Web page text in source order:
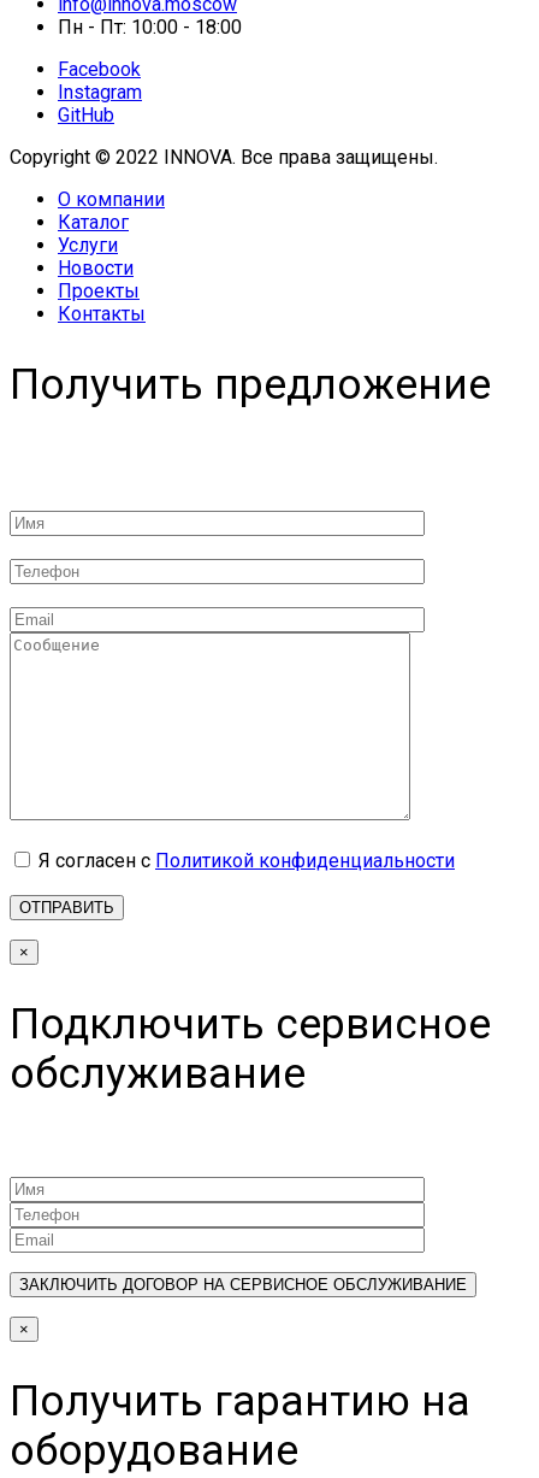
Пн - Пт: 10:00 - 18:00
Facebook
Instagram
GitHub
Copyright © 2022 INNOVA. Все права защищены.
О компании
Каталог
Услуги
Новости
Проекты
Контакты
Получить предложение
Я согласен с Политикой конфиденциальности
×
Подключить сервисное
обслуживание
×
Получить гарантию на
оборудование